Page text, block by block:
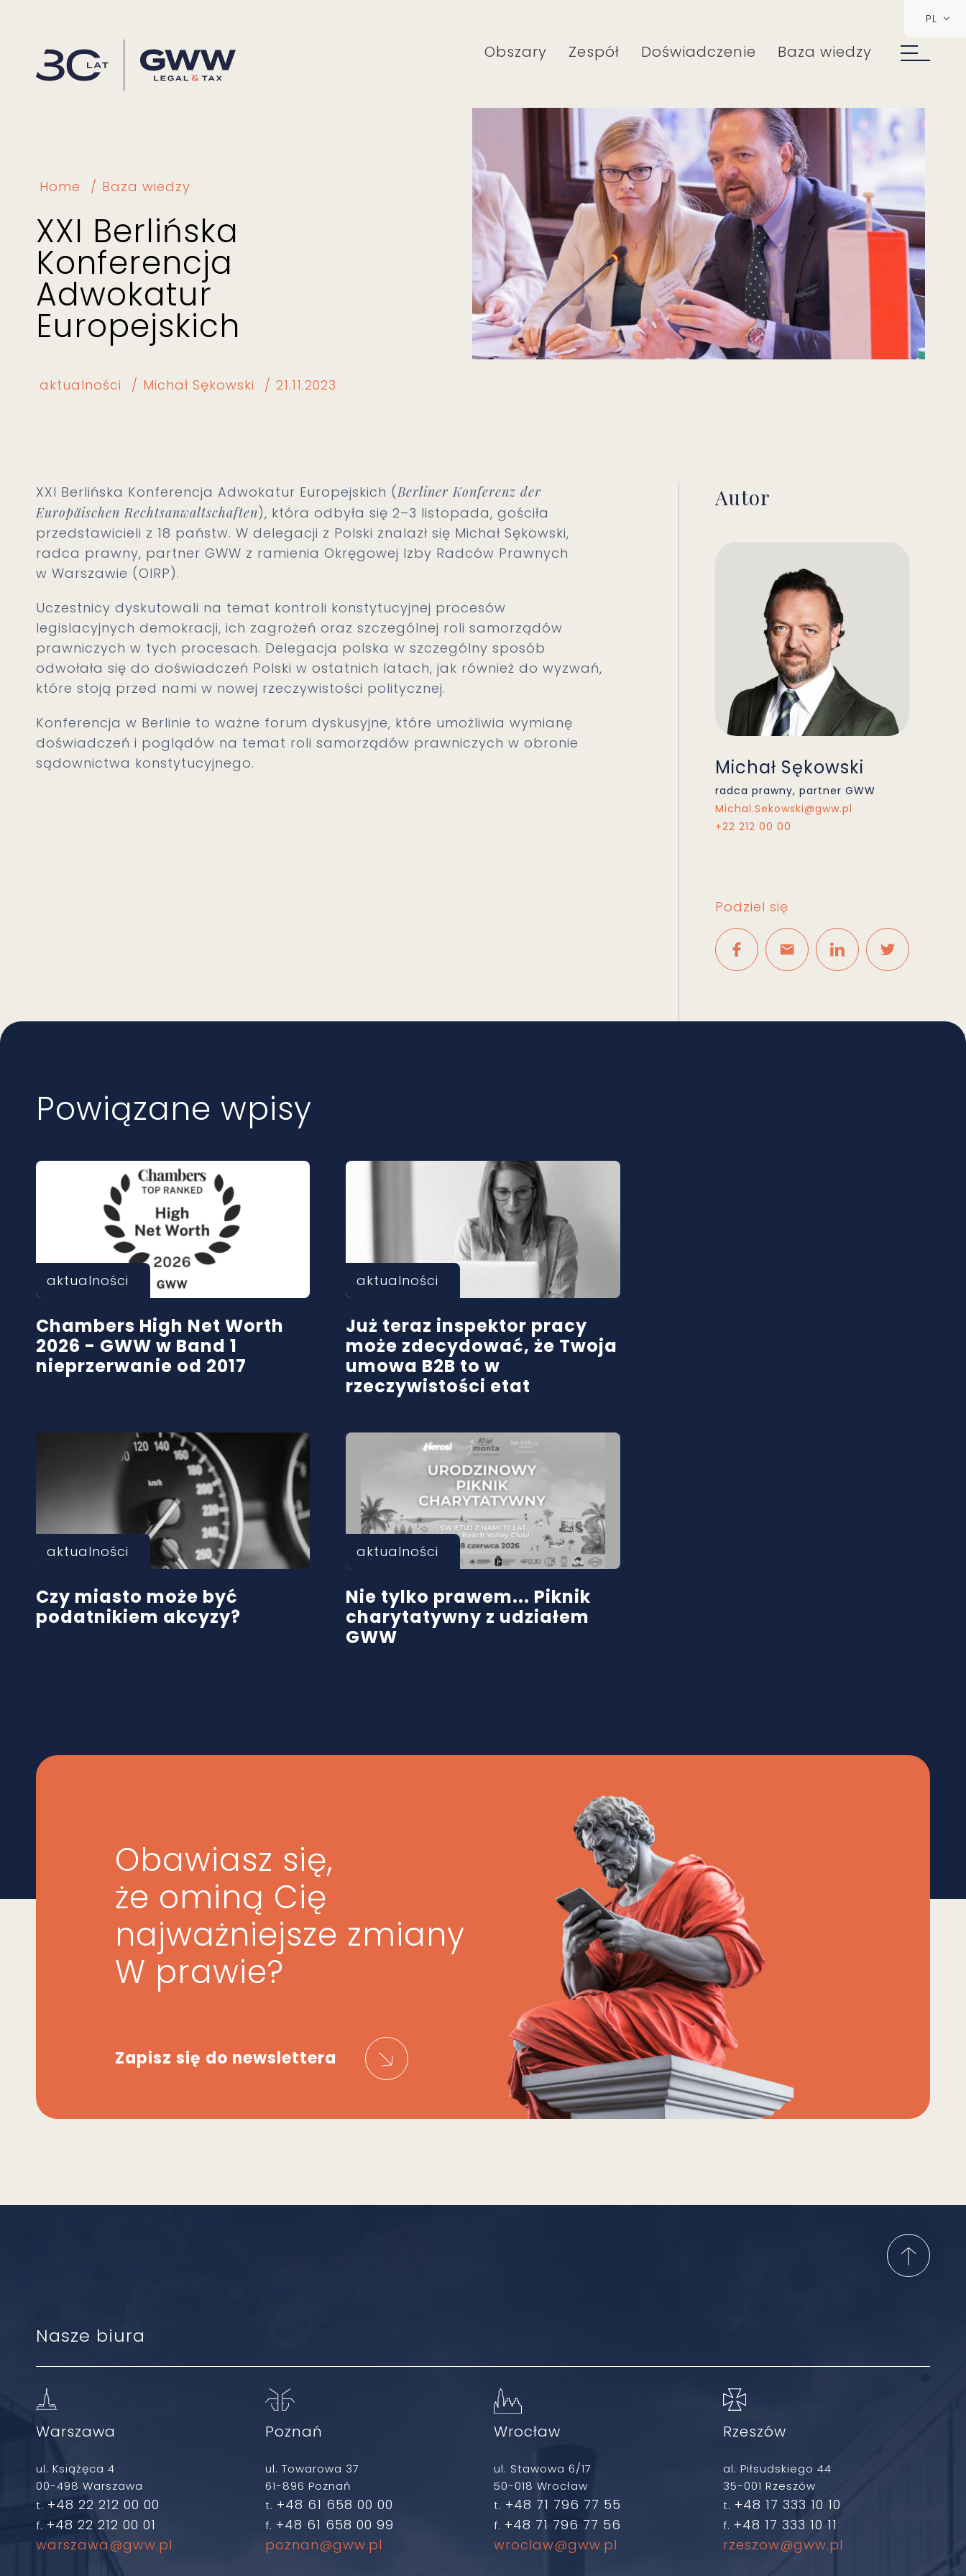
Obszary Zespół Doświadczenie Baza wiedzy
PL
Home Baza wiedzy
XXI Berlińska
Konferencja
Adwokatur
Europejskich
aktualności Michał Sękowski 21.11.2023
XXI Berlińska Konferencja Adwokatur Europejskich (Berliner Konferenz der
Europäischen Rechtsanwaltschaften), która odbyła się 2–3 listopada, gościła
przedstawicieli z 18 państw. W delegacji z Polski znalazł się Michał Sękowski,
radca prawny, partner GWW z ramienia Okręgowej Izby Radców Prawnych
w Warszawie (OIRP).
Uczestnicy dyskutowali na temat kontroli konstytucyjnej procesów
legislacyjnych demokracji, ich zagrożeń oraz szczególnej roli samorządów
prawniczych w tych procesach. Delegacja polska w szczególny sposób
odwołała się do doświadczeń Polski w ostatnich latach, jak również do wyzwań,
które stoją przed nami w nowej rzeczywistości politycznej.
Konferencja w Berlinie to ważne forum dyskusyjne, które umożliwia wymianę
doświadczeń i poglądów na temat roli samorządów prawniczych w obronie
sądownictwa konstytucyjnego.
Autor
Michał Sękowski
radca prawny, partner GWW
Michal.Sekowski@gww.pl
+22 212 00 00
Podziel się
Powiązane wpisy
aktualności
Chambers High Net Worth
2026 - GWW w Band 1
nieprzerwanie od 2017
aktualności
Już teraz inspektor pracy
może zdecydować, że Twoja
umowa B2B to w
rzeczywistości etat
aktualności
Czy miasto może być
podatnikiem akcyzy?
aktualności
Nie tylko prawem... Piknik
charytatywny z udziałem
GWW
Obawiasz się,
że ominą Cię
najważniejsze zmiany
W prawie?
Zapisz się do newslettera
Nasze biura
Warszawa
ul. Książęca 4
00-498 Warszawa
t. +48 22 212 00 00
f. +48 22 212 00 01
warszawa@gww.pl
Poznań
ul. Towarowa 37
61-896 Poznań
t. +48 61 658 00 00
f. +48 61 658 00 99
poznan@gww.pl
Wrocław
ul. Stawowa 6/17
50-018 Wrocław
t. +48 71 796 77 55
f. +48 71 796 77 56
wroclaw@gww.pl
Rzeszów
al. Piłsudskiego 44
35-001 Rzeszów
t. +48 17 333 10 10
f. +48 17 333 10 11
rzeszow@gww.pl